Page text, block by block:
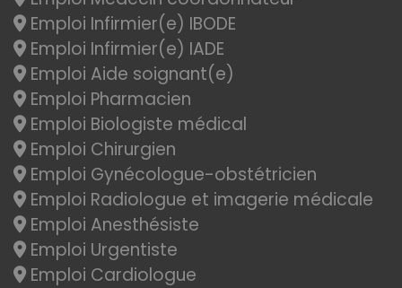
Emploi Infirmier(e) IBODE
Emploi Infirmier(e) IADE
Emploi Aide soignant(e)
Emploi Pharmacien
Emploi Biologiste médical
Emploi Chirurgien
Emploi Gynécologue-obstétricien
Emploi Radiologue et imagerie médicale
Emploi Anesthésiste
Emploi Urgentiste
Emploi Cardiologue